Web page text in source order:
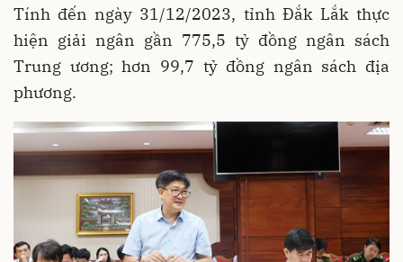
Tính đến ngày 31/12/2023, tỉnh Đắk Lắk thực
hiện giải ngân gần 775,5 tỷ đồng ngân sách
Trung ương; hơn 99,7 tỷ đồng ngân sách địa
phương.